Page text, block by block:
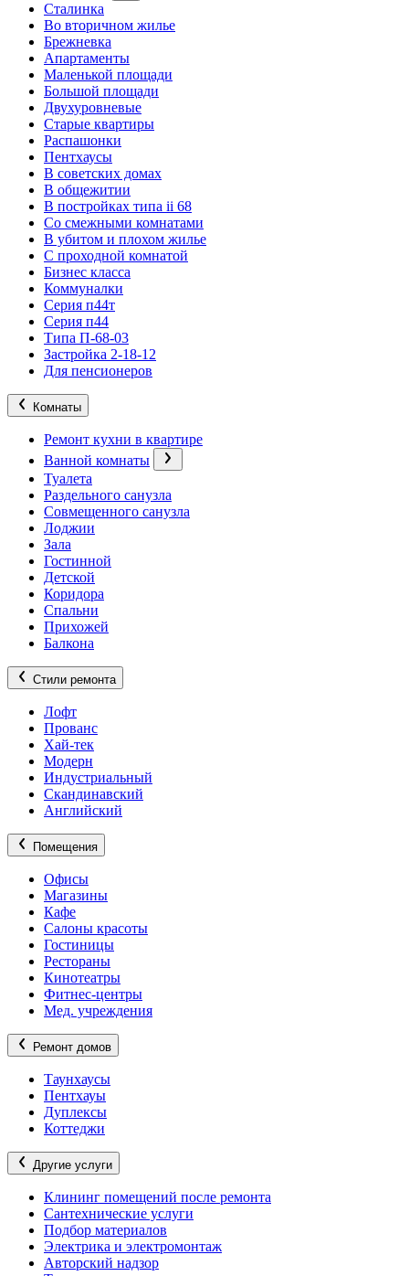
Сталинка
Во вторичном жилье
Брежневка
Апартаменты
Маленькой площади
Большой площади
Двухуровневые
Старые квартиры
Распашонки
Пентхаусы
В советских домах
В общежитии
В постройках типа ii 68
Со смежными комнатами
В убитом и плохом жилье
С проходной комнатой
Бизнес класса
Коммуналки
Серия п44т
Серия п44
Типа П-68-03
Застройка 2-18-12
Для пенсионеров
Комнаты
Ремонт кухни в квартире
Ванной комнаты
Туалета
Раздельного санузла
Совмещенного санузла
Лоджии
Зала
Гостинной
Детской
Коридора
Спальни
Прихожей
Балкона
Стили ремонта
Лофт
Прованс
Хай-тек
Модерн
Индустриальный
Скандинавский
Английский
Помещения
Офисы
Магазины
Кафе
Салоны красоты
Гостиницы
Рестораны
Кинотеатры
Фитнес-центры
Мед. учреждения
Ремонт домов
Таунхаусы
Пентхауы
Дуплексы
Коттеджи
Другие услуги
Клининг помещений после ремонта
Сантехнические услуги
Подбор материалов
Электрика и электромонтаж
Авторский надзор